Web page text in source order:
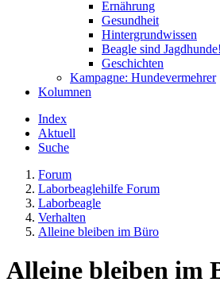
Ernährung
Gesundheit
Hintergrundwissen
Beagle sind Jagdhunde!
Geschichten
Kampagne: Hundevermehrer
Kolumnen
Index
Aktuell
Suche
Forum
Laborbeaglehilfe Forum
Laborbeagle
Verhalten
Alleine bleiben im Büro
Alleine bleiben im